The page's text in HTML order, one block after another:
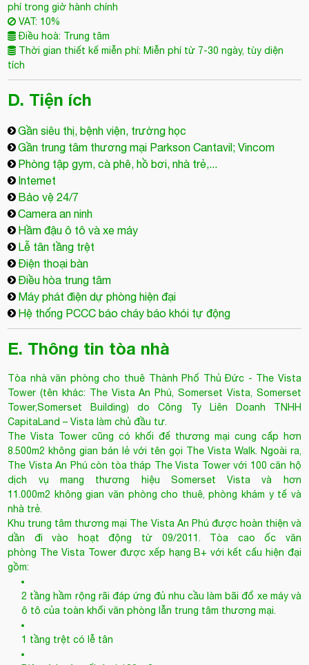
Điều hoà: Trung tâm
Thời gian thiết kế miễn phí: Miễn phí từ 7-30 ngày, tùy diện
tích
D. Tiện ích
Gần siêu thị, bệnh viện, trường học
Phòng tập gym, cà phê, hồ bơi, nhà trẻ,...
Internet
Bảo vệ 24/7
Camera an ninh
Hầm đậu ô tô và xe máy
Lễ tân tầng trệt
Điện thoại bàn
Điều hòa trung tâm
Máy phát điện dự phòng hiện đại
Hệ thống PCCC báo cháy báo khói tự động
E. Thông tin tòa nhà
Tòa nhà văn phòng cho thuê Thành Phố Thủ Đức
Tower,Somerset Building) do Công Ty Liên Doanh TNHH
CapitaLand – Vista làm chủ đầu tư.
The Vista Tower
cũng có khối đế thương mại cung cấp hơn
8.500m2 không gian bán lẻ với tên gọi The Vista Walk. Ngoài ra,
The Vista An Phú còn tòa tháp The Vista Tower với 100 căn hộ
dịch vụ mang thương hiệu Somerset Vista và hơn
11.000m2 không gian văn phòng cho thuê, phòng khám y tế và
nhà trẻ.
Khu trung tâm thương mại The Vista An Phú được hoàn thiện và
dần đi vào hoạt động từ 09/2011. Tòa cao ốc văn
phòng The Vista Tower được xếp hạng B+ với kết cấu hiện đại
gồm:
2 tầng hầm rộng rãi đáp ứng đủ nhu cầu làm bãi đổ xe máy và
ô tô của toàn khối văn phòng lẫn trung tâm thương mại.
1 tầng trệt có lễ tân
Diện tích sàn tối đa 1.100 m2